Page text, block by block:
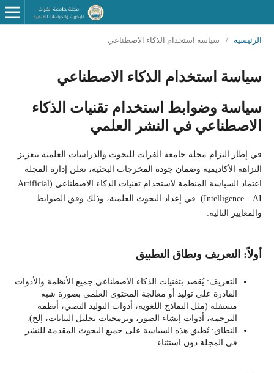
الرئيسية / سياسة استخدام الذكاء الاصطناعي
سياسة استخدام الذكاء الاصطناعي
سياسة وضوابط استخدام تقنيات الذكاء
الاصطناعي في النشر العلمي
في إطار التزام مجلة جامعة الفرات للبحوث والدراسات العلمية بتعزيز
النزاهة الأكاديمية وضمان جودة المخرجات البحثية، تعلن إدارة المجلة
اعتماد السياسة المنظمة لاستخدام تقنيات الذكاء الاصطناعي (Artificial
Intelligence – AI) في إعداد البحوث العلمية، وذلك وفق الضوابط
والمعايير التالية:
أولاً: التعريف ونطاق التطبيق
التعريف: يُقصد بتقنيات الذكاء الاصطناعي جميع الأنظمة والأدوات
القادرة على توليد أو معالجة المحتوى العلمي بصورة شبه
مستقلة (مثل النماذج اللغوية، أدوات التوليد النصي، أنظمة
الترجمة، أدوات إنشاء الصور، وبرمجيات تحليل البيانات، إلخ).
النطاق: تُطبق هذه السياسة على جميع البحوث المقدمة للنشر
في المجلة دون استثناء.